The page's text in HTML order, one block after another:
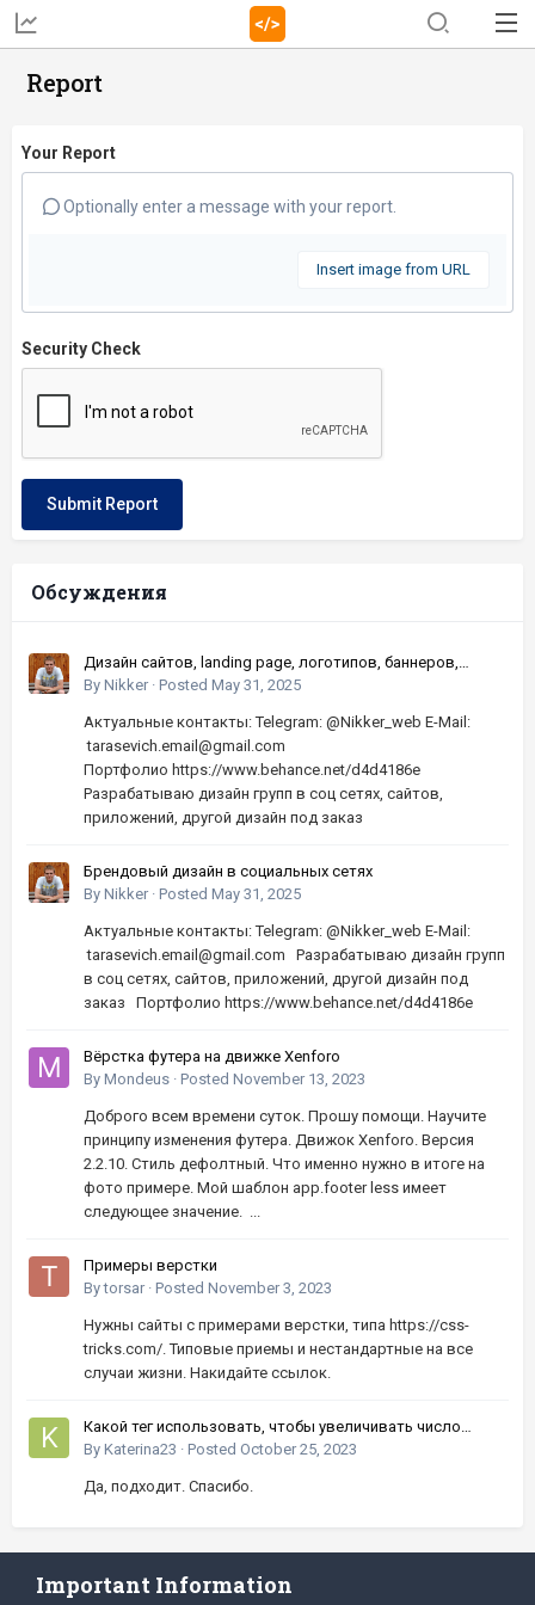
Report
Your Report
Optionally enter a message with your report.
Insert image from URL
Security Check
Submit Report
Обсуждения
Дизайн сайтов, landing page, логотипов, баннеров,
шапок | Высокое качество, по хорошей цене
By Nikker · Posted May 31, 2025
Актуальные контакты: Telegram: @Nikker_web E-Mail:
tarasevich.email@gmail.com
Портфолио https://www.behance.net/d4d4186e
Разрабатываю дизайн групп в соц сетях, сайтов,
приложений, другой дизайн под заказ
Брендовый дизайн в социальных сетях
By Nikker · Posted May 31, 2025
Актуальные контакты: Telegram: @Nikker_web E-Mail:
tarasevich.email@gmail.com Разрабатываю дизайн групп
в соц сетях, сайтов, приложений, другой дизайн под
заказ Портфолио https://www.behance.net/d4d4186e
Вёрстка футера на движке Xenforo
By Mondeus · Posted November 13, 2023
Доброго всем времени суток. Прошу помощи. Научите
принципу изменения футера. Движок Xenforo. Версия
2.2.10. Стиль дефолтный. Что именно нужно в итоге на
фото примере. Мой шаблон app.footer less имеет
следующее значение. ...
Примеры верстки
Bytorsar · Posted November 3, 2023
Нужны сайты с примерами верстки, типа https://css-
tricks.com/. Типовые приемы и нестандартные на все
случаи жизни. Накидайте ссылок.
Какой тег использовать, чтобы увеличивать число
кнопками вверх-вниз?
By Katerina23 · Posted October 25, 2023
Да, подходит. Спасибо.
Important Information